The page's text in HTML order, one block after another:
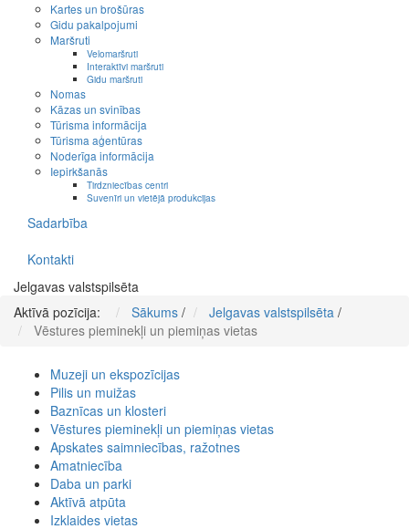
Kartes un brošūras
Gidu pakalpojumi
Maršruti
Velomaršruti
Interaktīvi maršruti
Gidu maršruti
Nomas
Kāzas un svinības
Tūrisma informācija
Tūrisma aģentūras
Noderīga informācija
Iepirkšanās
Tirdzniecības centri
Suvenīri un vietējā produkcijas
Sadarbība
Kontakti
Jelgavas valstspilsēta
Aktīvā pozīcija:
Sākums / Jelgavas valstspilsēta /
Vēstures pieminekļi un piemiņas vietas
Muzeji un ekspozīcijas
Pilis un muižas
Baznīcas un klosteri
Vēstures pieminekļi un piemiņas vietas
Apskates saimniecības, ražotnes
Amatniecība
Daba un parki
Aktīvā atpūta
Izklaides vietas